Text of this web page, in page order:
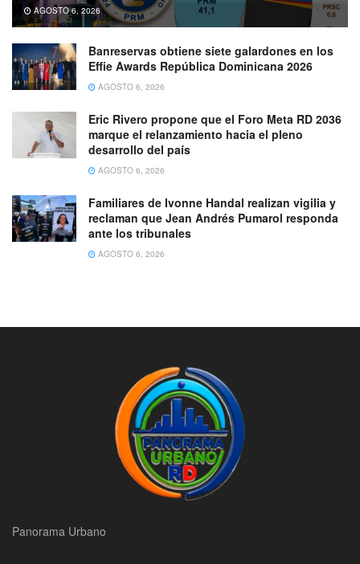
AGOSTO 6, 2026
Banreservas obtiene siete galardones en los
Effie Awards República Dominicana 2026
AGOSTO 6, 2026
Eric Rivero propone que el Foro Meta RD 2036
marque el relanzamiento hacia el pleno
desarrollo del país
AGOSTO 6, 2026
Familiares de Ivonne Handal realizan vigilia y
reclaman que Jean Andrés Pumarol responda
ante los tribunales
AGOSTO 6, 2026
Panorama Urbano